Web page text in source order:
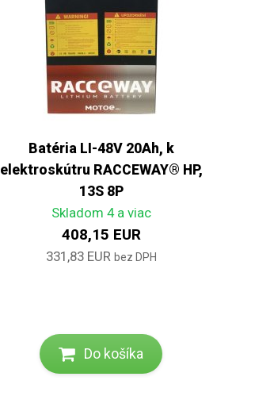
Batéria LI-48V 20Ah, k
elektroskútru RACCEWAY® HP,
13S 8P
Skladom 4 a viac
408,15 EUR
331,83 EUR bez DPH
Do košíka